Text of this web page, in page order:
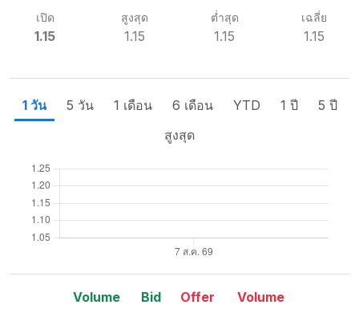
เปิด
1.15
สูงสุด
1.15
ต่ำสุด
1.15
เฉลี่ย
1.15
1 วัน 5 วัน 1 เดือน 6 เดือน YTD 1 ปี
5 ปี
สูงสุด
Volume
Bid
Offer
Volume